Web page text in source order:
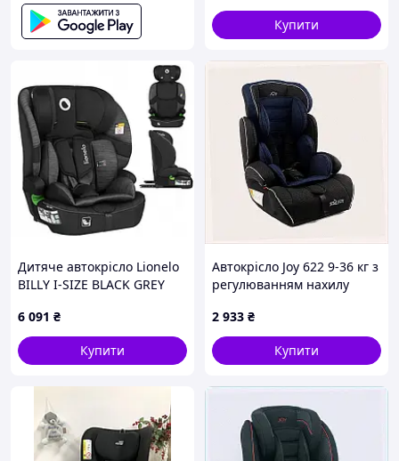
Купити
Дитяче автокрісло Lionelo
BILLY I-SIZE BLACK GREY
6 091 ₴
Купити
Автокрісло Joy 622 9-36 кг з
регулюванням нахилу
2 933 ₴
Купити